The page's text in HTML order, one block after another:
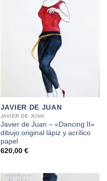
JAVIER DE JUAN
JAVIER DE JUAN
Javier de Juan – «Dancing II»
dibujo original lápiz y acrílico
papel
620,00 €